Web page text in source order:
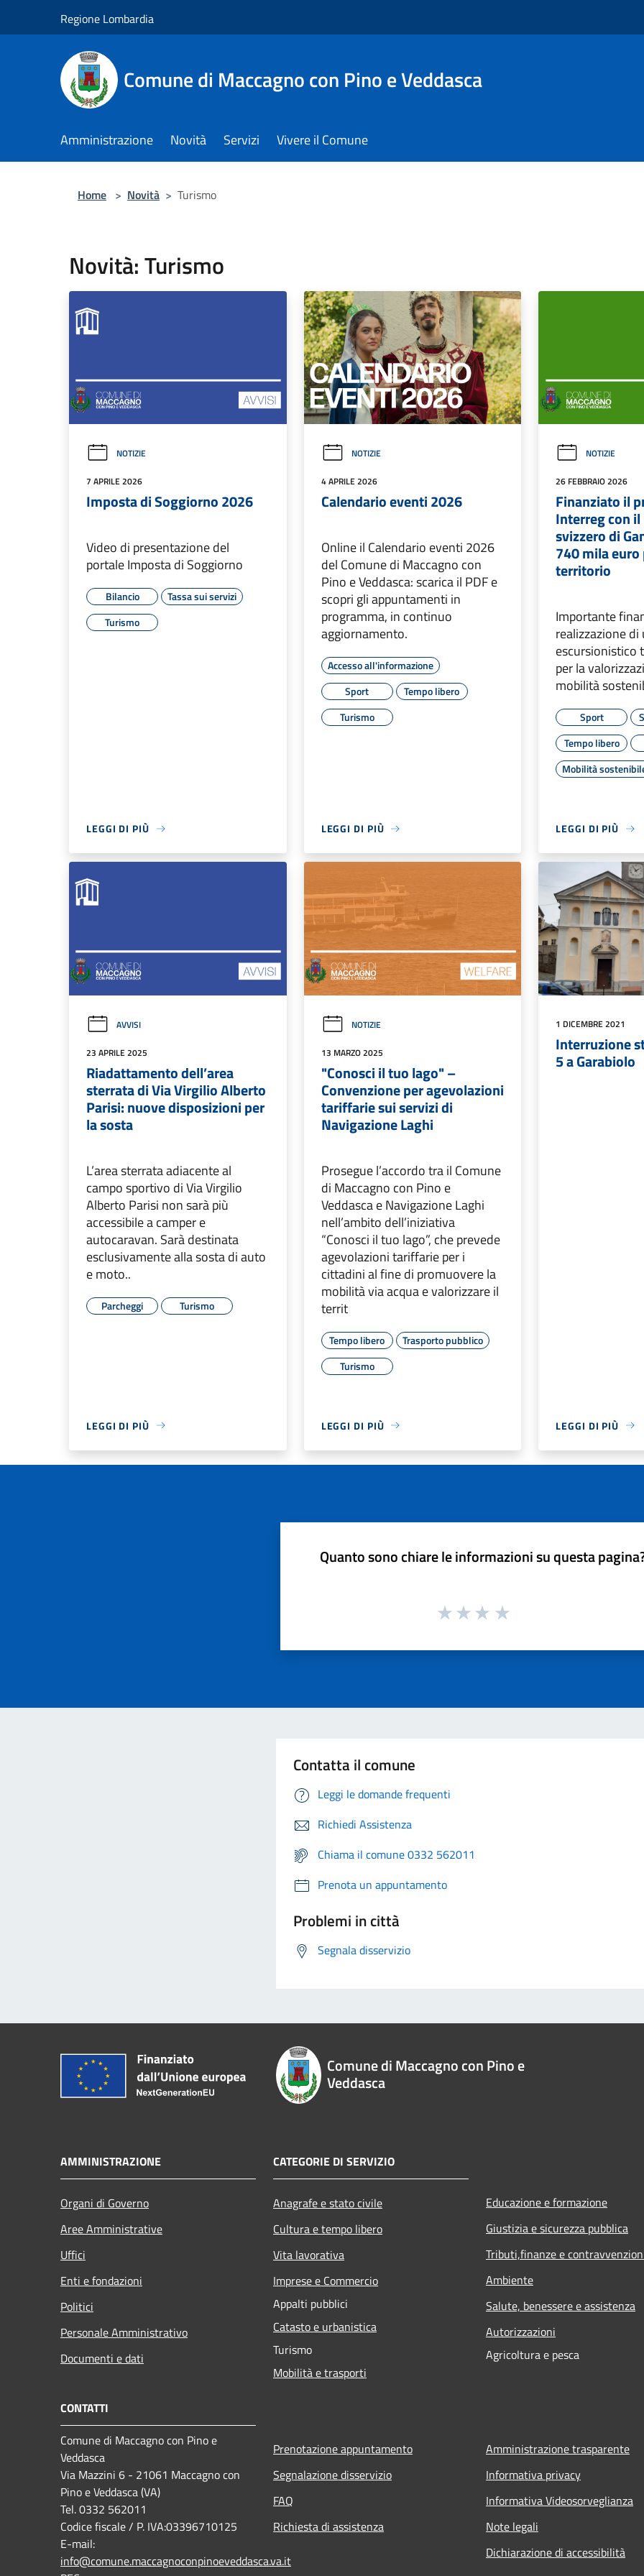
Regione Lombardia
Comune di Maccagno con Pino e Veddasca
Amministrazione Novità Servizi Vivere il Comune
Home > Novità > Turismo
Novità: Turismo
NOTIZIE
7 APRILE 2026
Imposta di Soggiorno 2026
Video di presentazione del
portale Imposta di Soggiorno
Bilancio
Tassa sui servizi
Turismo
LEGGI DI PIÙ
NOTIZIE
4 APRILE 2026
Calendario eventi 2026
Online il Calendario eventi 2026
del Comune di Maccagno con
Pino e Veddasca: scarica il PDF e
scopri gli appuntamenti in
programma, in continuo
aggiornamento.
Accesso all'informazione
Sport
Tempo libero
Turismo
LEGGI DI PIÙ
NOTIZIE
26 FEBBRAIO 2026
Finanziato il
Interreg con
svizzero di
740 mila
territorio
Importante
realizzazione
escursionistico
per la
mobilità
Sport
Tempo libero
Mobilità
LEGGI DI PIÙ
AVVISI
23 APRILE 2025
Riadattamento dell’area
sterrata di Via Virgilio Alberto
Parisi: nuove disposizioni per
la sosta
L’area sterrata adiacente al
campo sportivo di Via Virgilio
Alberto Parisi non sarà più
accessibile a camper e
autocaravan. Sarà destinata
esclusivamente alla sosta di auto
e moto..
Parcheggi Turismo
LEGGI DI PIÙ
NOTIZIE
13 MARZO 2025
"Conosci il tuo lago" –
Convenzione per agevolazioni
tariffarie sui servizi di
Navigazione Laghi
Prosegue l’accordo tra il Comune
di Maccagno con Pino e
Veddasca e Navigazione Laghi
nell’ambito dell’iniziativa
“Conosci il tuo lago”, che prevede
agevolazioni tariffarie per i
cittadini al fine di promuovere la
mobilità via acqua e valorizzare il
territ
Tempo libero
Trasporto pubblico
Turismo
LEGGI DI PIÙ
1 DICEMBRE 2021
Interruzione
5 a Garabiolo
LEGGI DI PIÙ
Quanto sono chiare le informazioni su questa
Contatta il comune
Leggi le domande frequenti
Richiedi Assistenza
Chiama il comune 0332 562011
Prenota un appuntamento
Problemi in città
Segnala disservizio
Comune di Maccagno con Pino e
Veddasca
AMMINISTRAZIONE
Organi di Governo
Aree Amministrative
Uffici
Enti e fondazioni
Politici
Personale Amministrativo
Documenti e dati
CATEGORIE DI SERVIZIO
Anagrafe e stato civile
Cultura e tempo libero
Vita lavorativa
Imprese e Commercio
Appalti pubblici
Catasto e urbanistica
Turismo
Mobilità e trasporti
Educazione e formazione
Giustizia e sicurezza pubblica
Tributi,finanze e
Ambiente
Salute, benessere e assistenza
Autorizzazioni
Agricoltura e pesca
CONTATTI
Comune di Maccagno con Pino e
Veddasca
Via Mazzini 6 - 21061 Maccagno con
Pino e Veddasca (VA)
Tel. 0332 562011
Codice fiscale / P. IVA:03396710125
E-mail:
info@comune.maccagnoconpinoeveddasca.va.it
Prenotazione appuntamento
Segnalazione disservizio
FAQ
Richiesta di assistenza
Amministrazione trasparente
Informativa privacy
Informativa Videosorveglianza
Note legali
Dichiarazione di accessibilità